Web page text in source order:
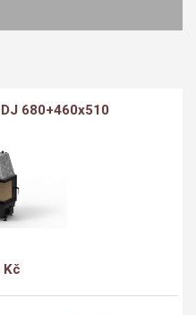
680+460x510
Kč